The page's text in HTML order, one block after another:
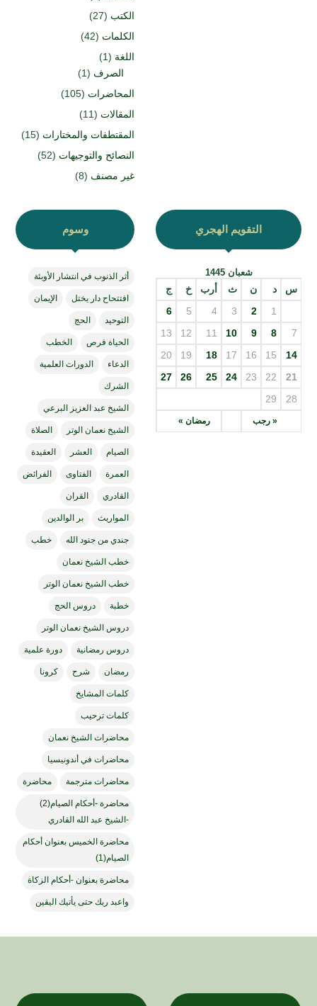
الكتب (27)
الكلمات (42)
اللغة (1)
الصرف (1)
المحاضرات (105)
المقالات (11)
المقتطفات والمختارات (15)
النصائح والتوجيهات (52)
غير مصنف (8)
التقويم الهجري
شعبان 1445
س د ن ث أرب خ ج
« رجب رمضان »
1
2
3
4
5
6
7
8
9
10
11
12
13
14
15
16
17
18
19
20
21
22
23
24
25
26
27
28
29
وسوم
أثر الذنوب في انتشار الأوبئة
افتتحاح دار يختل الإيمان
التوحيد الحج
الحياة فرص الخطب
الدعاء الدورات العلمية
الشرك
الشيخ عبد العزيز البرعي
الشيخ نعمان الوتر الصلاة
الصيام العشر العقيدة
العمرة الفتاوى الفرائض
القادري القران
المواريث بر الوالدين
جندي من جنود الله خطب
خطب الشيخ نعمان
خطب الشيخ نعمان الوتر
خطبة دروس الحج
دروس الشيخ نعمان الوتر
دروس رمضانية دورة علمية
رمضان شرح كرونا
كلمات المشايخ
كلمات ترحيب
محاضرات الشيخ نعمان
محاضرات في أندونيسيا
محاضرات مترجمة محاضرة
محاضرة -أحكام الصيام(2)
-الشيخ عبد الله القادري
محاضرة الخميس بعنوان أحكام
الصيام(1)
محاضرة بعنوان -أحكام الزكاة
واعبد ربك حتى يأتيك اليقين